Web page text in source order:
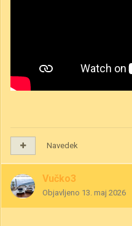
Navedek
Vučko3
Objavljeno 13. maj 2026